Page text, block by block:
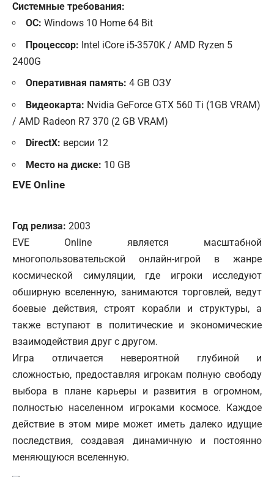
Системные требования:
ОС: Windows 10 Home 64 Bit
Процессор: Intel iCore i5-3570K / AMD Ryzen 5
2400G
Оперативная память: 4 GB ОЗУ
Видеокарта: Nvidia GeForce GTX 560 Ti (1GB VRAM)
/ AMD Radeon R7 370 (2 GB VRAM)
DirectX: версии 12
Место на диске: 10 GB
EVE Online
Год релиза: 2003
EVE Online является масштабной
многопользовательской онлайн-игрой в жанре
космической симуляции, где игроки исследуют
обширную вселенную, занимаются торговлей, ведут
боевые действия, строят корабли и структуры, а
также вступают в политические и экономические
взаимодействия друг с другом.
Игра отличается невероятной глубиной и
сложностью, предоставляя игрокам полную свободу
выбора в плане карьеры и развития в огромном,
полностью населенном игроками космосе. Каждое
действие в этом мире может иметь далеко идущие
последствия, создавая динамичную и постоянно
меняющуюся вселенную.